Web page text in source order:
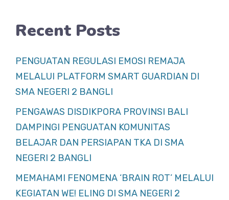
Recent Posts
PENGUATAN REGULASI EMOSI REMAJA
MELALUI PLATFORM SMART GUARDIAN DI
SMA NEGERI 2 BANGLI
PENGAWAS DISDIKPORA PROVINSI BALI
DAMPINGI PENGUATAN KOMUNITAS
BELAJAR DAN PERSIAPAN TKA DI SMA
NEGERI 2 BANGLI
MEMAHAMI FENOMENA ‘BRAIN ROT’ MELALUI
KEGIATAN WE! ELING DI SMA NEGERI 2